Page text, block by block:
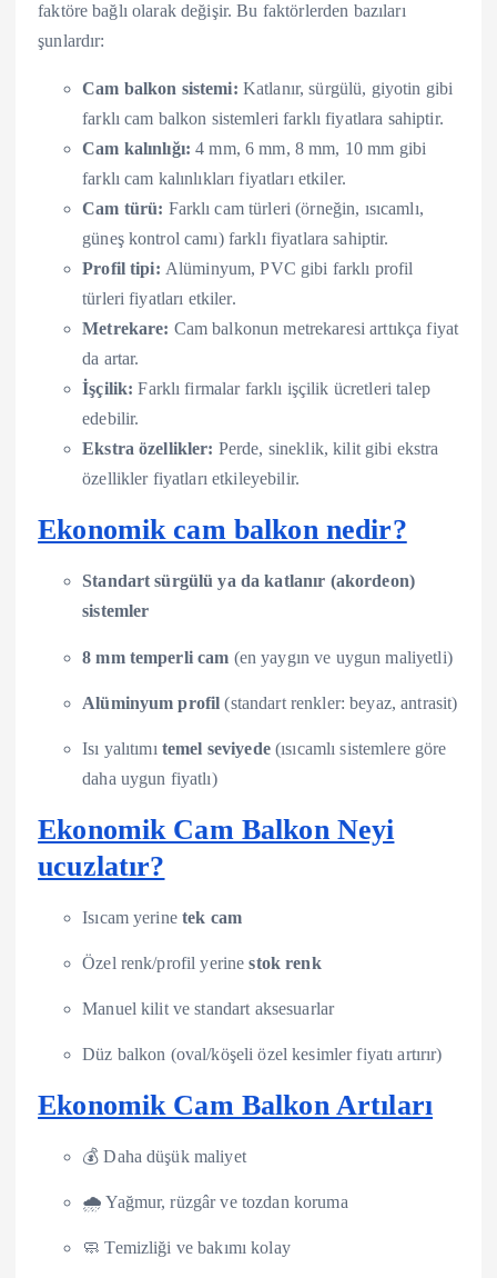
faktöre bağlı olarak değişir. Bu faktörlerden bazıları
şunlardır:
Cam balkon sistemi: Katlanır, sürgülü, giyotin gibi
farklı cam balkon sistemleri farklı fiyatlara sahiptir.
Cam kalınlığı: 4 mm, 6 mm, 8 mm, 10 mm gibi
farklı cam kalınlıkları fiyatları etkiler.
Cam türü: Farklı cam türleri (örneğin, ısıcamlı,
güneş kontrol camı) farklı fiyatlara sahiptir.
Profil tipi: Alüminyum, PVC gibi farklı profil
türleri fiyatları etkiler.
Metrekare: Cam balkonun metrekaresi arttıkça fiyat
da artar.
İşçilik: Farklı firmalar farklı işçilik ücretleri talep
edebilir.
Ekstra özellikler: Perde, sineklik, kilit gibi ekstra
özellikler fiyatları etkileyebilir.
Ekonomik cam balkon nedir?
Standart sürgülü ya da katlanır (akordeon)
sistemler
8 mm temperli cam (en yaygın ve uygun maliyetli)
Alüminyum profil (standart renkler: beyaz, antrasit)
Isı yalıtımı temel seviyede(ısıcamlı sistemlere göre
daha uygun fiyatlı)
Ekonomik Cam Balkon Neyi
ucuzlatır?
Isıcam yerinetek cam
Özel renk/profil yerinestok renk
Manuel kilit ve standart aksesuarlar
Düz balkon (oval/köşeli özel kesimler fiyatı artırır)
Ekonomik Cam Balkon Artıları
💰 Daha düşük maliyet
🌧️ Yağmur, rüzgâr ve tozdan koruma
🧼 Temizliği ve bakımı kolay